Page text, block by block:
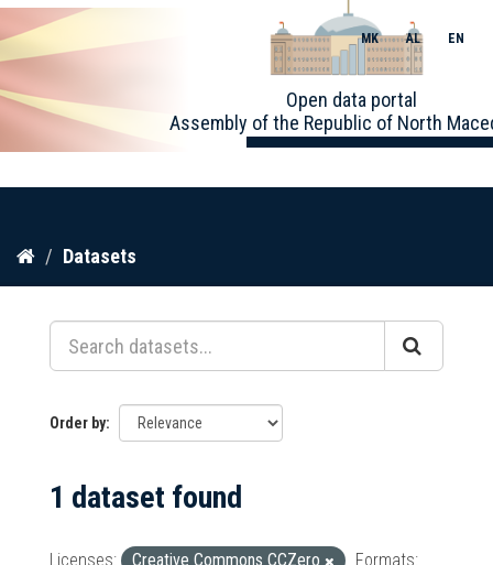
Skip
content
Open data portal
Assembly of the Republic of North
MK AL EN
Datasets
Order by
1 dataset found
Licenses: Creative Commons CCZero
Formats: